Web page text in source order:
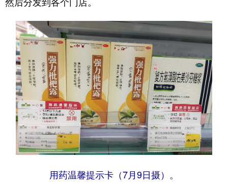
用药温馨提示卡（7月9日摄）。